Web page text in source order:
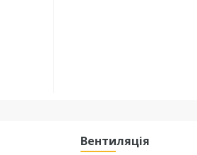
Вентиляція